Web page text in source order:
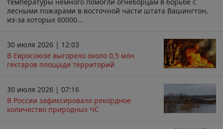
лесными пожарами в восточной части штата Вашингтон,
из-за которых 60000...
30 июля 2026 | 12:03
В Евросоюзе выгорело около 0,5 млн
гектаров площади территорий
30 июля 2026 | 07:16
В России зафиксировало рекордное
количество природных ЧС